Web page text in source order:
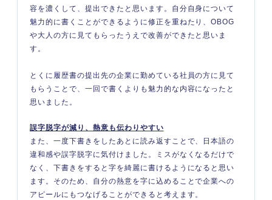
容を濃くして、提出できたと思います。自分自身について
魅力的に書くことができるように修正を重ねたり、OBOG
や大人の方に見てもらったうえで改善ができたと思いま
す。
とくに履歴書の提出先の企業に勤めている社員の方に見て
もらうことで、一回で書くよりも魅力的な内容になったと
思いました。
誤字脱字が減り、熱意も伝わりやすい
また、一度下書きをしたあとに読み返すことで、日本語の
違和感や誤字脱字に気付けました。ミスがなくなるだけで
なく、下書きをすると字を綺麗に書けるようになると思い
ます。そのため、自分の熱意を字に込めることで企業への
アピールにもつなげることができると考えます。